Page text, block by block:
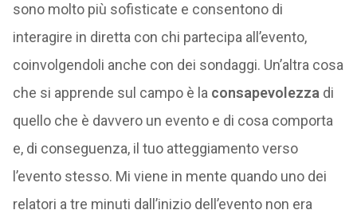
sono molto più sofisticate e consentono di
interagire in diretta con chi partecipa all’evento,
coinvolgendoli anche con dei sondaggi. Un’altra cosa
che si apprende sul campo è la consapevolezza di
quello che è davvero un evento e di cosa comporta
e, di conseguenza, il tuo atteggiamento verso
l’evento stesso. Mi viene in mente quando uno dei
relatori a tre minuti dall’inizio dell’evento non era